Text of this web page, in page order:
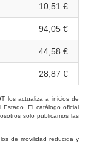
10,51 €
94,05 €
44,58 €
28,87 €
los actualiza a inicios de
Estado. El catálogo oficial
solo publicamos las
de movilidad reducida y